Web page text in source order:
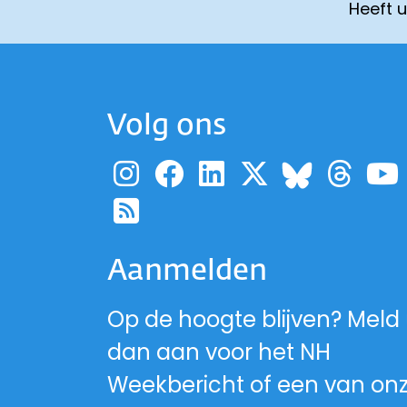
Heeft
Volg ons
Ga naar de
Ga naar de
Ga naar de
Ga naar
Ga
Ga naar de RSS-
Aanmelden
Op de hoogte blijven? Meld
dan aan voor het NH
Weekbericht of een van